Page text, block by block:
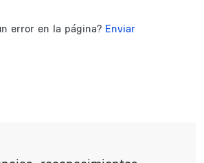
error en la página? Enviar